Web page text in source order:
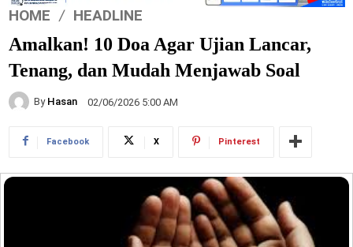
HOME HEADLINE
Amalkan! 10 Doa Agar Ujian Lancar,
Tenang, dan Mudah Menjawab Soal
By Hasan 02/06/2026 5:00 AM
Facebook X Pinterest